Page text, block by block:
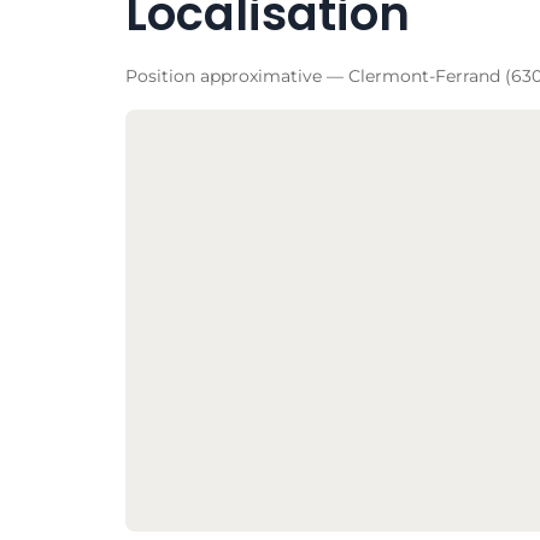
Localisation
Position approximative — Clermont-Ferrand